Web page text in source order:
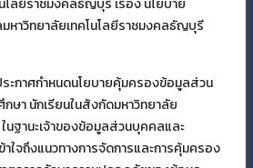
โลยีราชมงคลธัญบุรี เรื่อง นโยบาย
าวิทยาลัยเทคโนโลยีราชมงคลธัญบุรี
ะกาศกำหนดนโยบายคุ้มครองข้อมูลส่วน
ษา นักเรียนในสังกัดมหาวิทยาลัย
นฐานะเจ้าของข้อมูลส่วนบุคคลและ
ใจถึงแนวทางการจัดการและการคุ้มครอง